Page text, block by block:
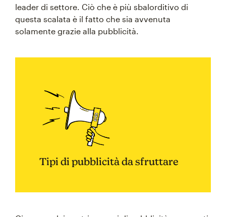
leader di settore. Ciò che è più sbalorditivo di
questa scalata è il fatto che sia avvenuta
solamente grazie alla pubblicità.
Tipi di pubblicità da sfruttare